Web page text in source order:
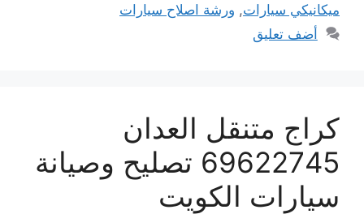
ميكانيكي سيارات, ورشة اصلاح سيارات
أضف تعليق
كراج متنقل العدان
69622745 تصليح وصيانة
سيارات الكويت